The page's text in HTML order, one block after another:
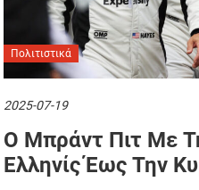
Πολιτιστικά
2025-07-19
O Mπράντ Πιτ Με
Ελληνίς Έως Την